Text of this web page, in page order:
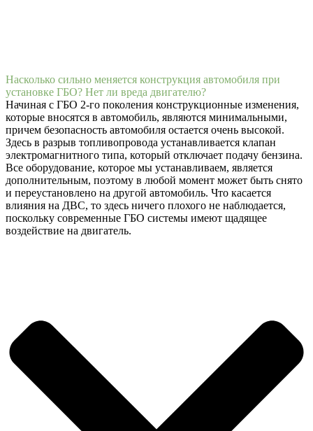
Насколько сильно меняется конструкция автомобиля при
установке ГБО? Нет ли вреда двигателю?
Начиная с ГБО 2-го поколения конструкционные изменения,
которые вносятся в автомобиль, являются минимальными,
причем безопасность автомобиля остается очень высокой.
Здесь в разрыв топливопровода устанавливается клапан
электромагнитного типа, который отключает подачу бензина.
Все оборудование, которое мы устанавливаем, является
дополнительным, поэтому в любой момент может быть снято
и переустановлено на другой автомобиль. Что касается
влияния на ДВС, то здесь ничего плохого не наблюдается,
поскольку современные ГБО системы имеют щадящее
воздействие на двигатель.